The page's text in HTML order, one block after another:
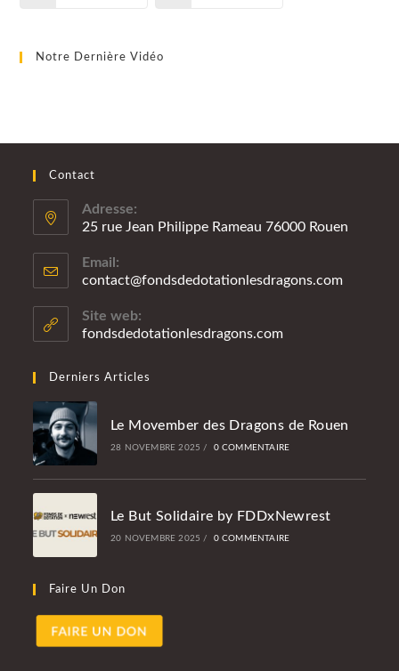
Notre Dernière Vidéo
Contact
Adresse:
25 rue Jean Philippe Rameau 76000 Rouen
Email:
contact@fondsdedotationlesdragons.comS’ouvre
Site web:
fondsdedotationlesdragons.com
Derniers Articles
Le Movember des Dragons de Rouen
28 NOVEMBRE 2025 / 0 COMMENTAIRE
Le But Solidaire by FDDxNewrest
20 NOVEMBRE 2025 / 0 COMMENTAIRE
Faire Un Don